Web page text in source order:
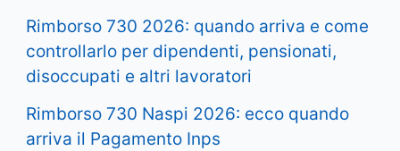
Rimborso 730 2026: quando arriva e come
controllarlo per dipendenti, pensionati,
disoccupati e altri lavoratori
Rimborso 730 Naspi 2026: ecco quando
arriva il Pagamento Inps